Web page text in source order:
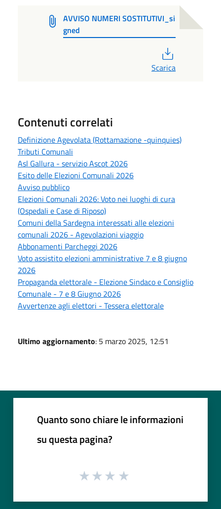
AVVISO NUMERI SOSTITUTIVI_si
gned
Scarica
Contenuti correlati
Definizione Agevolata (Rottamazione -quinquies)
Tributi Comunali
Asl Gallura - servizio Ascot 2026
Esito delle Elezioni Comunali 2026
Avviso pubblico
Elezioni Comunali 2026: Voto nei luoghi di cura
(Ospedali e Case di Riposo)
Comuni della Sardegna interessati alle elezioni
comunali 2026 - Agevolazioni viaggio
Abbonamenti Parcheggi 2026
Voto assistito elezioni amministrative 7 e 8 giugno
2026
Propaganda elettorale - Elezione Sindaco e Consiglio
Comunale - 7 e 8 Giugno 2026
Avvertenze agli elettori - Tessera elettorale
Ultimo aggiornamento: 5 marzo 2025, 12:51
Quanto sono chiare le informazioni
su questa pagina?